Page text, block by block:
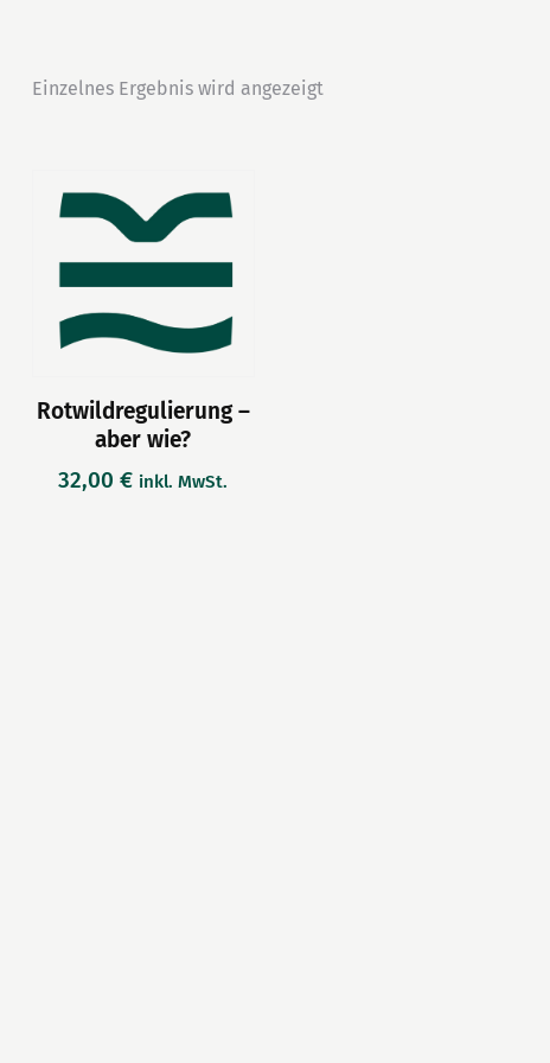
Einzelnes Ergebnis wird angezeigt
Rotwildregulierung –
aber wie?
32,00€ inkl. MwSt.